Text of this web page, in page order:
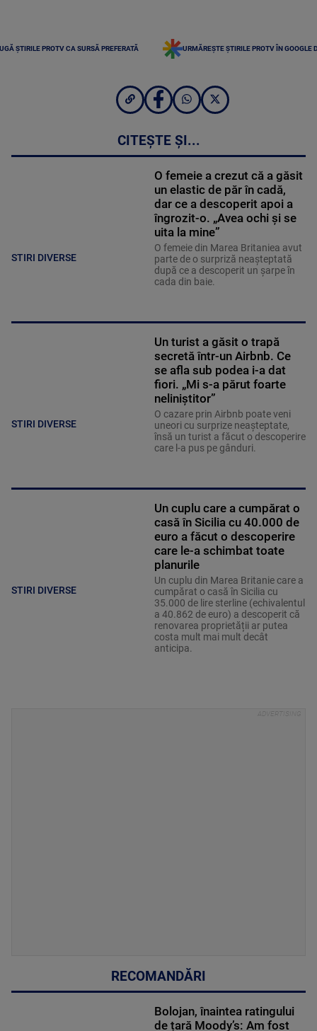
ȘTIRILE PROTV CA SURSĂ PREFERATĂ URMĂREȘTE ȘTIRILE PROTV ÎN GOOGLE
CITEȘTE ȘI...
STIRI DIVERSE
O femeie a crezut că a găsit
un elastic de păr în cadă,
dar ce a descoperit apoi a
îngrozit-o. „Avea ochi și se
uita la mine”
O femeie din Marea Britaniea avut
parte de o surpriză neașteptată
după ce a descoperit un șarpe în
cada din baie.
STIRI DIVERSE
Un turist a găsit o trapă
secretă într-un Airbnb. Ce
se afla sub podea i-a dat
fiori. „Mi s-a părut foarte
neliniștitor”
O cazare prin Airbnb poate veni
uneori cu surprize neașteptate,
însă un turist a făcut o descoperire
care l-a pus pe gânduri.
STIRI DIVERSE
Un cuplu care a cumpărat o
casă în Sicilia cu 40.000 de
euro a făcut o descoperire
care le-a schimbat toate
planurile
Un cuplu din Marea Britanie care a
cumpărat o casă în Sicilia cu
35.000 de lire sterline (echivalentul
a 40.862 de euro) a descoperit că
renovarea proprietății ar putea
costa mult mai mult decât
anticipa.
RECOMANDĂRI
Bolojan, înaintea ratingului
de țară Moody’s: Am fost